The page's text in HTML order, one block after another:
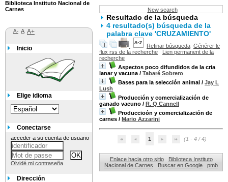
New search
Resultado de la búsqueda
4 resultado(s) búsqueda de la
palabra clave 'CRUZAMIENTO'
Refinar búsqueda Générer le
flux rss de la recherche
Lien permanent de la
recherche
Aspectos poco difundidos de la cria
lanar y vacuna / Tabaré Sobrero
Bases para la selección animal / Jay L
Lush
Producción y comercialización de
ganado vacuno / R. Q Cannell
Produccioón y comercialización de
carnes / Mario Azzarini
1 (1 - 4 / 4)
Enlace hacia otro sitio
Biblioteca Instituto
Nacional de Carnes
Buscar en Google pmb
Biblioteca Instituto Nacional de
Carnes
A- A A+
Inicio
Elige idioma
Conectarse
acceder a su cuenta de usuario
Olvidé mi contraseña
Dirección